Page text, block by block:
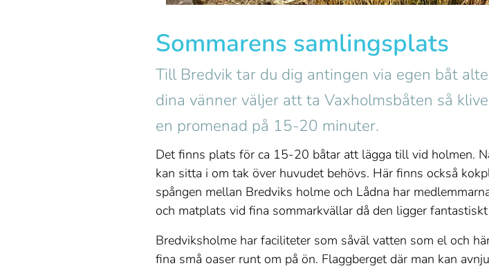
Sommarens samlingsplats
Till Bredvik tar du dig antingen via egen båt
dina vänner väljer att ta Vaxholmsbåten så
en promenad på 15-20 minuter.
Det finns plats för ca 15-20 båtar att lägga till vid holmen.
kan sitta i om tak över huvudet behövs. Här finns också
spången mellan Bredviks holme och Lådna har
och matplats vid fina sommarkvällar då den ligger
Bredviksholme har faciliteter som såväl vatten som el och
fina små oaser runt om på ön. Flaggberget där man kan